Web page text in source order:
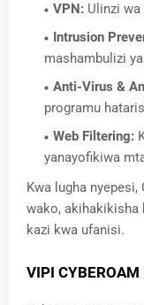
VPN: Ulinzi
Intrusion
mashambulizi
Anti-Virus &
programu
Web Filtering:
yanayofikiwa
Kwa lugha
wako,
kazi kwa ufanisi.
VIPI CYBEROAM